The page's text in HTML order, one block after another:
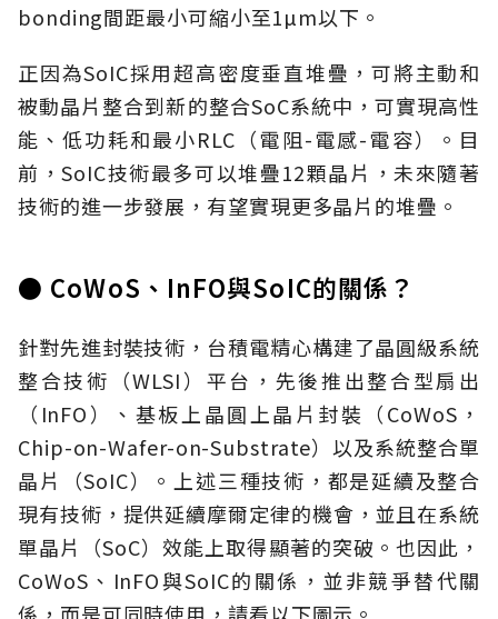
bonding間距最小可縮小至1µm以下。
正因為SoIC採用超高密度垂直堆疊，可將主動和
被動晶片整合到新的整合SoC系統中，可實現高性
能、低功耗和最小RLC（電阻-電感-電容）。目
前，SoIC技術最多可以堆疊12顆晶片，未來隨著
技術的進一步發展，有望實現更多晶片的堆疊。
● CoWoS、InFO與SoIC的關係？
針對先進封裝技術，台積電精心構建了晶圓級系統
整合技術（WLSI）平台，先後推出整合型扇出
（InFO）、基板上晶圓上晶片封裝（CoWoS，
Chip-on-Wafer-on-Substrate）以及系統整合單
晶片（SoIC）。上述三種技術，都是延續及整合
現有技術，提供延續摩爾定律的機會，並且在系統
單晶片（SoC）效能上取得顯著的突破。也因此，
CoWoS、InFO與SoIC的關係，並非競爭替代關